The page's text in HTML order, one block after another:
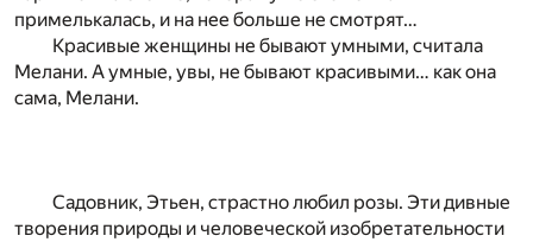
примелькалась, и на нее больше не смотрят…
Красивые женщины не бывают умными, считала
Мелани. А умные, увы, не бывают красивыми… как она
сама, Мелани.
Садовник, Этьен, страстно любил розы. Эти дивные
творения природы и человеческой изобретательности